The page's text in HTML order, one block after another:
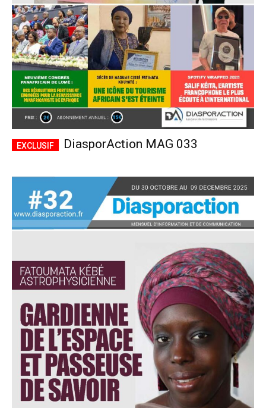
DiasporAction MAG 033